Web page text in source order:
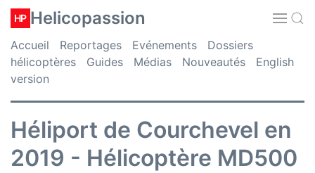
HP Helicopassion
Accueil Reportages Evénements
Dossiers
hélicoptères
Guides Médias Nouveautés
English
version
Héliport de Courchevel en
2019 - Hélicoptère MD500